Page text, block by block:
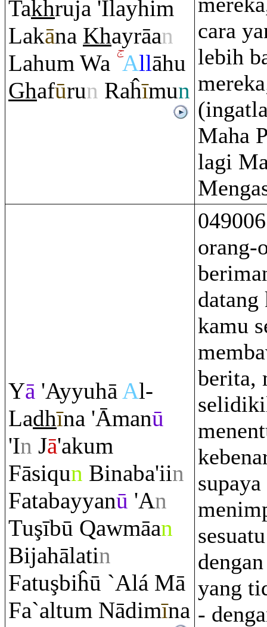
Takhruja 'Ilayhim
Lakāna Khayrāan
Lahum Wa Allāhu
Ghafūrun Raĥīmun
cara
lebih
Maha
lagi
Yā 'AyyuhāAl-
Ladhīna 'Āmanū
'In Jā'akum
Fāsiqun Binaba'iin
Fatabayyanū 'An
Tuşībū Qawmāan
Bijahālatin
Fatuşbiĥū `Alá Mā
Fa`altum Nādimīna
orang-
datang
kamu
berita,
yang
-